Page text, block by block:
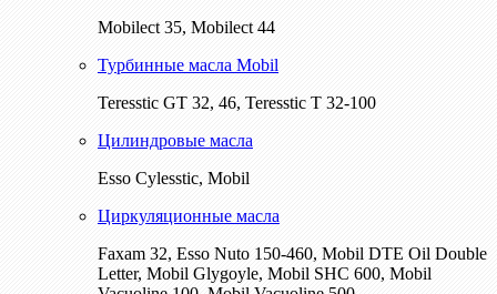
Mobilect 35, Mobilect 44
Турбинные масла Mobil
Teresstic GT 32, 46, Teresstic T 32-100
Цилиндровые масла
Esso Cylesstic, Mobil
Циркуляционные масла
Faxam 32, Esso Nuto 150-460, Mobil DTE Oil Double
Letter, Mobil Glygoyle, Mobil SHC 600, Mobil